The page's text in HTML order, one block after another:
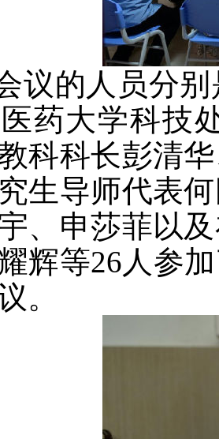
议的人员分
药大学科技
科科长彭清
生导师代表
、申莎菲以
辉等26人参
。